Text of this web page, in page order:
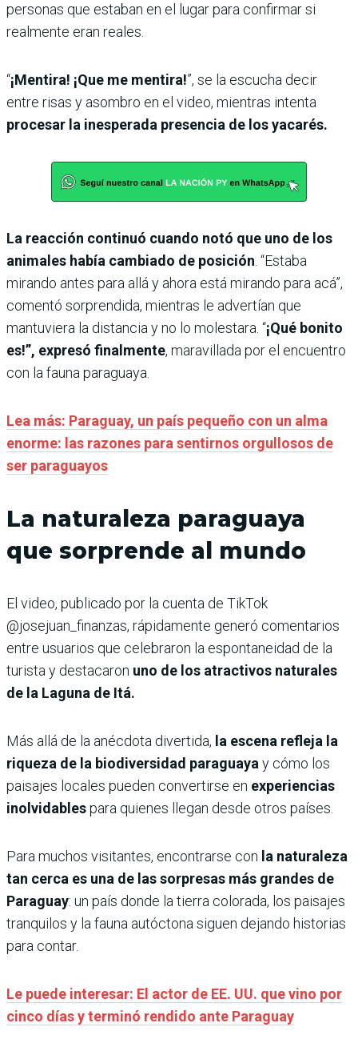
personas que estaban en el lugar para confirmar si
realmente eran reales.
“¡Mentira! ¡Que me mentira!”, se la escucha decir
entre risas y asombro en el video, mientras intenta
procesar la inesperada presencia de los yacarés.
La reacción continuó cuando notó que uno de los
animales había cambiado de posición . “Estaba
mirando antes para allá y ahora está mirando para acá”,
comentó sorprendida, mientras le advertían que
mantuviera la distancia y no lo molestara. “¡Qué bonito
es!”, expresó finalmente, maravillada por el encuentro
con la fauna paraguaya.
Lea más: Paraguay, un país pequeño con un alma
enorme: las razones para sentirnos orgullosos de
ser paraguayos
La naturaleza paraguaya
que sorprende al mundo
El video, publicado por la cuenta de TikTok
@josejuan_finanzas, rápidamente generó comentarios
entre usuarios que celebraron la espontaneidad de la
turista y destacaron uno de los atractivos naturales
de la Laguna de Itá.
Más allá de la anécdota divertida, la escena refleja la
riqueza de la biodiversidad paraguaya y cómo los
paisajes locales pueden convertirse en experiencias
inolvidablespara quienes llegan desde otros países.
Para muchos visitantes, encontrarse con la naturaleza
tan cerca es una de las sorpresas más grandes de
Paraguay: un país donde la tierra colorada, los paisajes
tranquilos y la fauna autóctona siguen dejando historias
para contar.
Le puede interesar: El actor de EE. UU. que vino por
cinco días y terminó rendido ante Paraguay